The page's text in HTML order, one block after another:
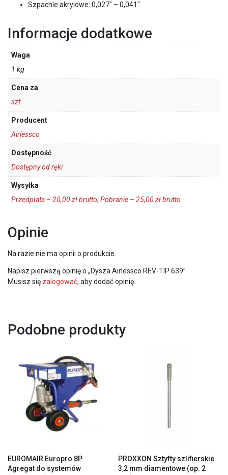
Szpachle akrylowe: 0,027″ – 0,041″
Informacje dodatkowe
Waga
1 kg
Cena za
szt.
Producent
Airlessco
Dostępność
Dostępny od ręki
Wysyłka
Przedpłata – 20,00 zł brutto; Pobranie – 25,00 zł brutto
Opinie
Na razie nie ma opinii o produkcie.
Napisz pierwszą opinię o „Dysza Airlessco REV-TIP 639”
Musisz się zalogować, aby dodać opinię.
Podobne produkty
EUROMAIR Europro 8P
Agregat do systemów
PROXXON Sztyfty szlifierskie
3,2 mm diamentowe (op. 2